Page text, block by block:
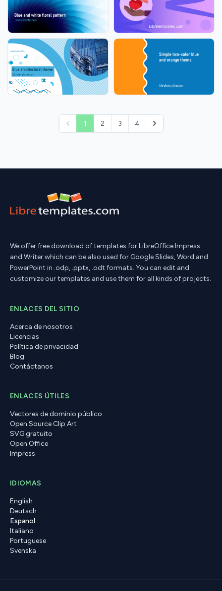
pagination.previous
1 2 3 4 pagination.next
We offer free download of templates for LibreOffice Impress
and Writer which can be also used for Google Slides, Word and
PowerPoint in .odp, .pptx, .odt formats. You can edit and
customize our templates and use them for all kinds of projects.
ENLACES DEL SITIO
Acerca de nosotros
Licencias
Política de privacidad
Blog
Contáctanos
ENLACES ÚTILES
Vectores de dominio público
Open Source Clip Art
SVG gratuito
Open Office
Impress
IDIOMAS
English
Deutsch
Espanol
Italiano
Portuguese
Svenska